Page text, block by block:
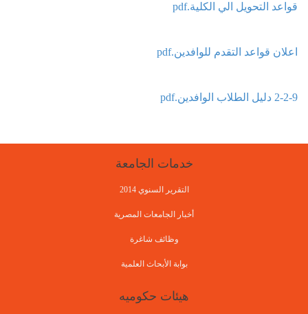
قواعد التحويل الي الكلية.pdf
اعلان قواعد التقدم للوافدين.pdf
2-2-9 دليل الطلاب الوافدين.pdf
خدمات الجامعة
التقرير السنوي 2014
أخبار الجامعات المصرية
وظائف شاغرة
بوابة الأبحاث العلمية
هيئات حكوميه